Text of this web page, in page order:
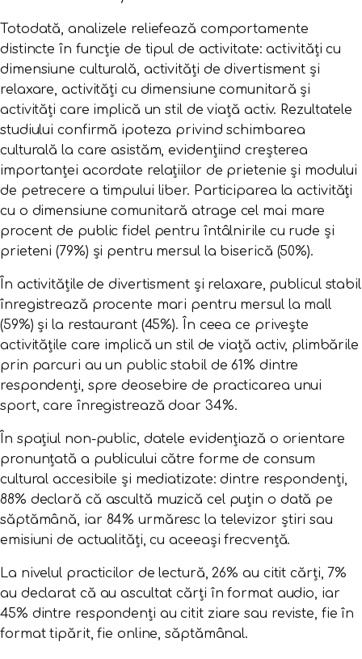
Totodată, analizele reliefează comportamente
distincte în funcție de tipul de activitate: activități cu
dimensiune culturală, activități de divertisment și
relaxare, activități cu dimensiune comunitară și
activități care implică un stil de viață activ. Rezultatele
studiului confirmă ipoteza privind schimbarea
culturală la care asistăm, evidențiind creșterea
importanței acordate relațiilor de prietenie și modului
de petrecere a timpului liber. Participarea la activități
cu o dimensiune comunitară atrage cel mai mare
procent de public fidel pentru întâlnirile cu rude și
prieteni (79%) și pentru mersul la biserică (50%).
În activitățile de divertisment și relaxare, publicul stabil
înregistrează procente mari pentru mersul la mall
(59%) și la restaurant (45%). În ceea ce privește
activitățile care implică un stil de viață activ, plimbările
prin parcuri au un public stabil de 61% dintre
respondenți, spre deosebire de practicarea unui
sport, care înregistrează doar 34%.
În spațiul non-public, datele evidențiază o orientare
pronunțată a publicului către forme de consum
cultural accesibile și mediatizate: dintre respondenți,
88% declară că ascultă muzică cel puțin o dată pe
săptămână, iar 84% urmăresc la televizor știri sau
emisiuni de actualități, cu aceeași frecvență.
La nivelul practicilor de lectură, 26% au citit cărți, 7%
au declarat că au ascultat cărți în format audio, iar
45% dintre respondenți au citit ziare sau reviste, fie în
format tipărit, fie online, săptămânal.